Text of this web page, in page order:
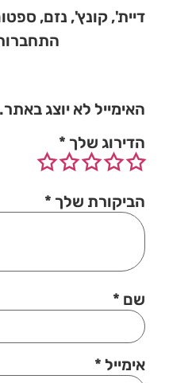
דיית', קונץ', נזם,
האימייל לא יוצג באתר.
הדירוג שלך *
הביקורת שלך *
שם *
אימייל *